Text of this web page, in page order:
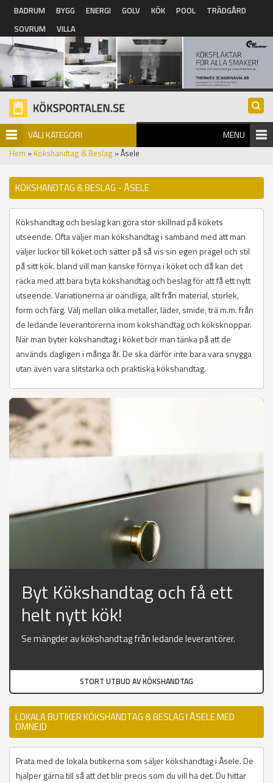
Hoppa till huvudinnehåll
BADRUM BYGG ENERGI GOLV KÖK POOL
TRÄDGÅRD
SOVRUM
VILLA
VÄLJ KATEGORI MENU
Hem » Kökshandtag & Beslag » Åsele
KÖKSHANDTAG & BESLAG - ÅSELE
Kökshandtag och beslag kan göra stor skillnad på kökets
utseende. Ofta väljer man kökshandtag i samband med att man
väljer luckor till köket och sätter på så vis sin egen prägel och stil
på sitt kök. bland vill man kanske förnya i köket och då kan det
räcka med att bara byta kökshandtag och beslag för att få ett nytt
utseende. Variationerna är oändliga, allt från material, storlek,
form och färg. Välj mellan olika metaller, läder, smide, trä m.m. från
de ledande leverantörerna inom kökshandtag och köksknoppar.
När man byter kökshandtag i köket bör man tänka på att de
används dagligen i många år. De ska därför inte bara vara snygga
utan även vara slitstarka och praktiska kökshandtag.
Byt Kökshandtag och få ett
helt nytt kök!
Se mängder av kökshandtag från ledande leverantörer.
STORT UTBUD AV KÖKSHANDTAG
LOKALA BUTIKER KÖKSHANDTAG & BESLAG I ÅSELE MED
OMNEJD
Prata med de lokala butikerna som säljer kökshandtag i Åsele. De
hjälper gärna till så att det blir precis som du vill ha det. Du hittar